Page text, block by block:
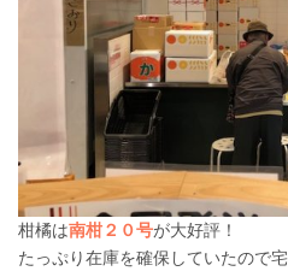
柑橘は南柑２０号が大好評！
たっぷり在庫を確保していたので